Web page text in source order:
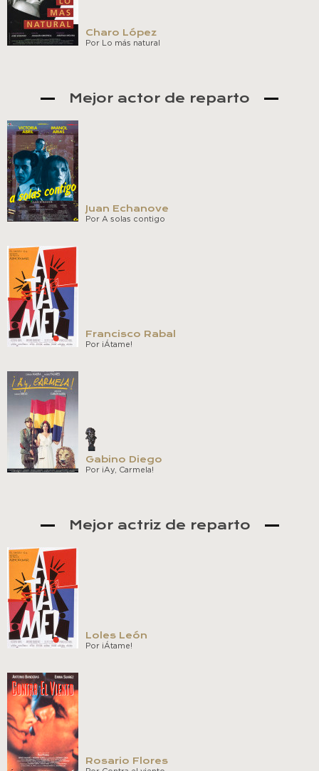
Charo López
Por Lo más natural
Mejor actor de reparto
Juan Echanove
Por A solas contigo
Francisco Rabal
Por ¡Átame!
Gabino Diego
Por ¡Ay, Carmela!
Mejor actriz de reparto
Loles León
Por ¡Átame!
Rosario Flores